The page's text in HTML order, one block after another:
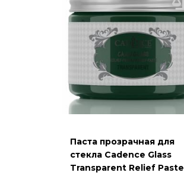
Паста прозрачная для
стекла Cadence Glass
Transparent Relief Paste